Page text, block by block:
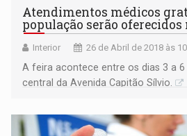
Atendimentos médicos
população serão oferecidos
Interior 26 de Abril de 2018 às
A feira acontece entre os dias 3 a
central da Avenida Capitão Sílvio.